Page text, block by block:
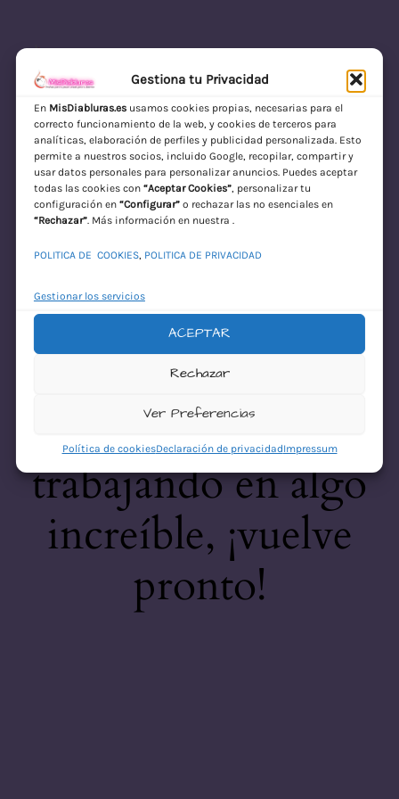
Gestiona tu Privacidad
En MisDiabluras.esusamos cookies propias, necesarias para el
correcto funcionamiento de la web, y cookies de terceros para
analíticas, elaboración de perfiles y publicidad personalizada. Esto
permite a nuestros socios, incluido Google, recopilar, compartir y
usar datos personales para personalizar anuncios. Puedes aceptar
todas las cookies con “Aceptar Cookies”, personalizar tu
configuración en “Configurar”o rechazar las no esenciales en
“Rechazar”. Más información en nuestra .
POLITICA DE COOKIES, POLITICA DE PRIVACIDAD
Gestionar los servicios
ACEPTAR
Rechazar
Ver Preferencias
Política de cookiesDeclaración de privacidadImpressum
MisDiabluras | Sexshop Online con Envío
Discreto en España
Acceder
¡Disculpa este
desastre! Estamos
trabajando en algo
increíble, ¡vuelve
pronto!